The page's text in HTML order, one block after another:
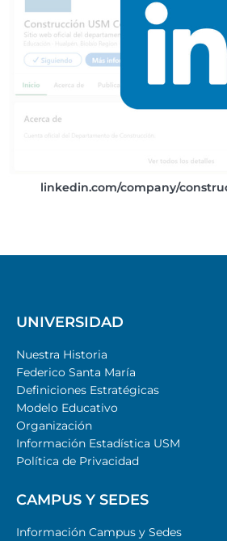
linkedin.com/company/
UNIVERSIDAD
Nuestra Historia
Federico Santa María
Definiciones Estratégicas
Modelo Educativo
Organización
Información Estadística USM
Política de Privacidad
CAMPUS Y SEDES
Información Campus y Sedes